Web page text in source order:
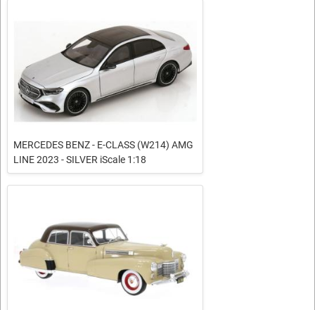
MERCEDES BENZ - E-CLASS (W214) AMG
LINE 2023 - SILVER iScale 1:18